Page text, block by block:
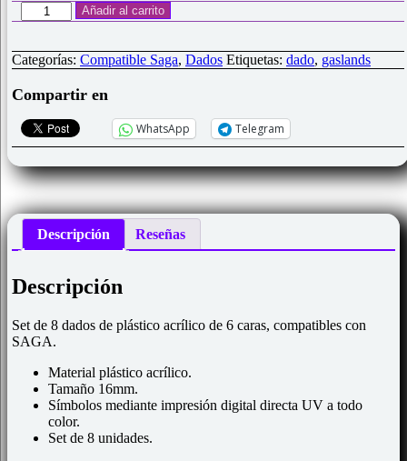
DS01
Set
Dados
SAGA
-
Romanos
Edad
de
Vikingos
cantidad
Añadir al carrito
Categorías: Compatible Saga, Dados Etiquetas: dado, gaslands
Compartir en
WhatsApp Telegram
Descripción Reseñas
Descripción
Set de 8 dados de plástico acrílico de 6 caras, compatibles con
SAGA.
Material plástico acrílico.
Tamaño 16mm.
Símbolos mediante impresión digital directa UV a todo
color.
Set de 8 unidades.